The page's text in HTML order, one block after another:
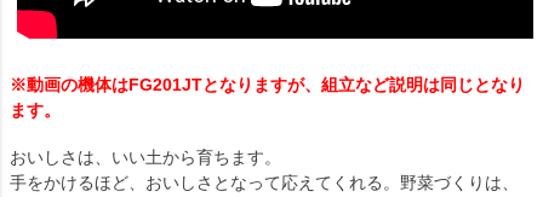
※動画の機体はFG201JTとなりますが、組立など説明は同じとなり
ます。
おいしさは、いい土から育ちます。
手をかけるほど、おいしさとなって応えてくれる。野菜づくりは、